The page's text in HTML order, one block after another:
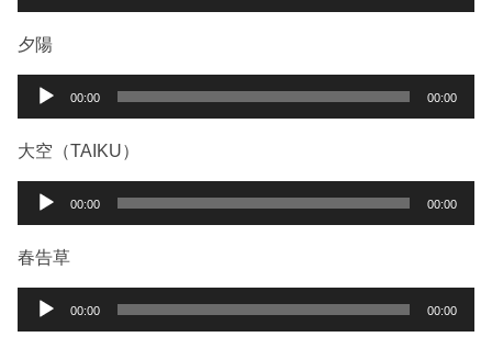
ープ
レ
ー
夕陽
プ
レ
ー
00:00 00:00
大空（TAIKU）
プ
レ
00:00 00:00
春告草
00:00 00:00